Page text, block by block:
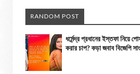
RANDOM POST
ধর্মেন্দ্র প্রধানের ইস্তফা
করার চাপ? কড়া জবাব বিজেপি